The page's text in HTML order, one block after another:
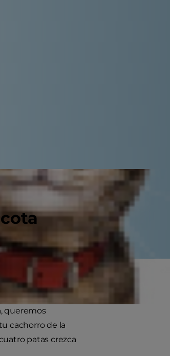
celebrar a esos
queremos
cachorro de la
patas crezca